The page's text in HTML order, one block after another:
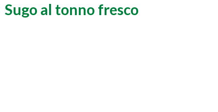
Sugo al tonno fresco